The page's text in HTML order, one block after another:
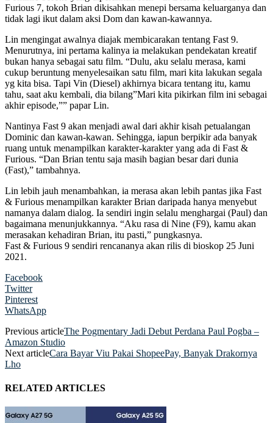
Furious 7, tokoh Brian dikisahkan menepi bersama keluarganya dan
tidak lagi ikut dalam aksi Dom dan kawan-kawannya.
Lin mengingat awalnya diajak membicarakan tentang Fast 9.
Menurutnya, ini pertama kalinya ia melakukan pendekatan kreatif
bukan hanya sebagai satu film. “Dulu, aku selalu merasa, kami
cukup beruntung menyelesaikan satu film, mari kita lakukan segala
yg kita bisa. Tapi Vin (Diesel) akhirnya bicara tentang itu, kamu
tahu, saat aku kembali, dia bilang”Mari kita pikirkan film ini sebagai
akhir episode,”” papar Lin.
Nantinya Fast 9 akan menjadi awal dari akhir kisah petualangan
Dominic dan kawan-kawan. Sehingga, iapun berpikir ada banyak
ruang untuk menampilkan karakter-karakter yang ada di Fast &
Furious. “Dan Brian tentu saja masih bagian besar dari dunia
(Fast),” tambahnya.
Lin lebih jauh menambahkan, ia merasa akan lebih pantas jika Fast
& Furious menampilkan karakter Brian daripada hanya menyebut
namanya dalam dialog. Ia sendiri ingin selalu menghargai (Paul) dan
bagaimana menunjukkannya. “Aku rasa di Nine (F9), kamu akan
merasakan kehadiran Brian, itu pasti,” pungkasnya.
Fast & Furious 9 sendiri rencananya akan rilis di bioskop 25 Juni
2021.
Facebook
Twitter
Pinterest
WhatsApp
Previous articleThe Pogmentary Jadi Debut Perdana Paul Pogba –
Amazon Studio
Next articleCara Bayar Viu Pakai ShopeePay, Banyak Drakornya
Lho
RELATED ARTICLES